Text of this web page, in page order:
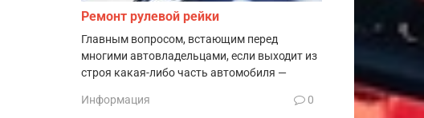
Ремонт рулевой рейки
Главным вопросом, встающим перед
многими автовладельцами, если выходит из
строя какая-либо часть автомобиля —
Информация 0